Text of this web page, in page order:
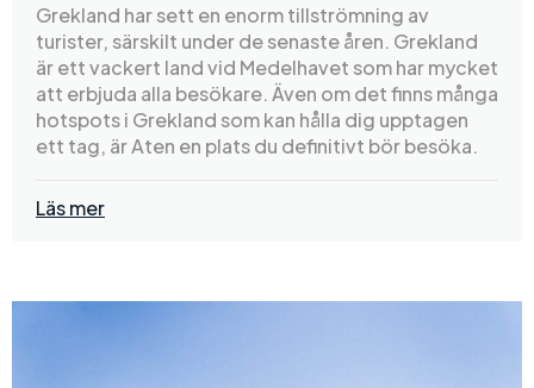
Grekland har sett en enorm tillströmning av
turister, särskilt under de senaste åren. Grekland
är ett vackert land vid Medelhavet som har mycket
att erbjuda alla besökare. Även om det finns många
hotspots i Grekland som kan hålla dig upptagen
ett tag, är Aten en plats du definitivt bör besöka.
Läs mer